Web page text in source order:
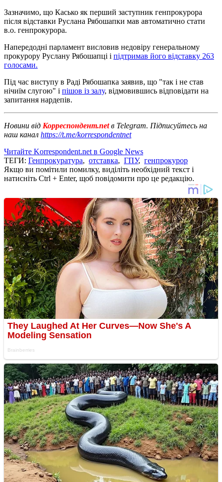
Зазначимо, що Касько як перший заступник генпрокурора
після відставки Руслана Рябошапки мав автоматично стати
в.о. генпрокурора.
Напередодні парламент висловив недовіру генеральному
прокурору Руслану Рябошапці і підтримав його відставку 263
голосами.
Під час виступу в Раді Рябошапка заявив, що "так і не став
нічиїм слугою" і пішов із залу, відмовившись відповідати на
запитання нардепів.
Новини від Корреспондент.netв Telegram. Підписуйтесь на
наш канал https://t.me/korrespondentnet
Читайте Korrespondent.net в Google News
ТЕГИ: Генпрокуратура, отставка, ГПУ, генпрокурор
Якщо ви помітили помилку, виділіть необхідний текст і
натисніть Ctrl + Enter, щоб повідомити про це редакцію.